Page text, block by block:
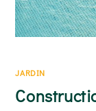
JARDIN